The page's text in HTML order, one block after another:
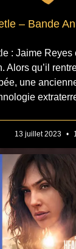
– Bande
: Jaime Reyes
Alors qu’il
une
13 juillet 2023